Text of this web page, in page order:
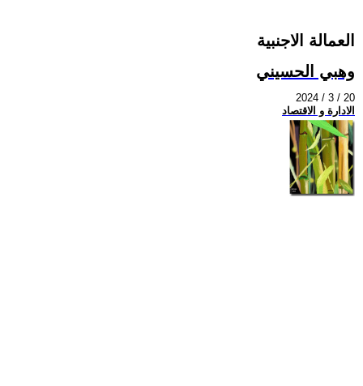
العمالة الاجنبية
وهبي الحسيني
2024 / 3 / 20
الادارة و الاقتصاد